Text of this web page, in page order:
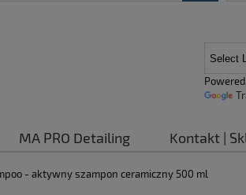
MA PRO Detailing Kontakt |
- aktywny szampon ceramiczny 500 ml